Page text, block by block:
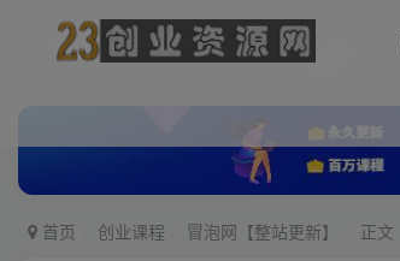
首页 创业课程 冒泡网【整站更新】 正文